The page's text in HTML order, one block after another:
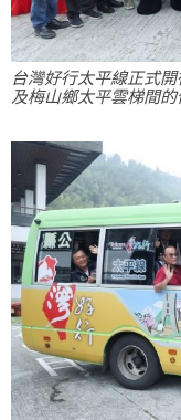
台灣好行太平線正式
及梅山鄉太平雲梯間